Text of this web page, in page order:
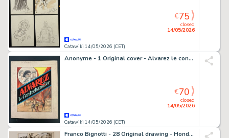
Catawiki 14/05/2026 (CET)
closed
14/05/2026
€75
Anonyme - 1 Original cover - Alvarez le contrebandier - 1947
Catawiki 14/05/2026 (CET)
closed
14/05/2026
€70
Franco Bignotti - 28 Original drawing - Hondo Serie Falco - L'ultima pista - 1957